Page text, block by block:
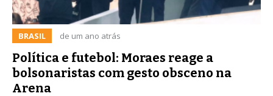
BRASIL de um ano atrás
Política e futebol: Moraes reage a
bolsonaristas com gesto obsceno na
Arena